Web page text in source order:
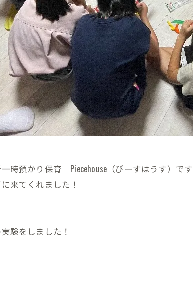
時預かり保育 Piecehouse（ぴーすはうす）です
来てくれました！
験をしました！